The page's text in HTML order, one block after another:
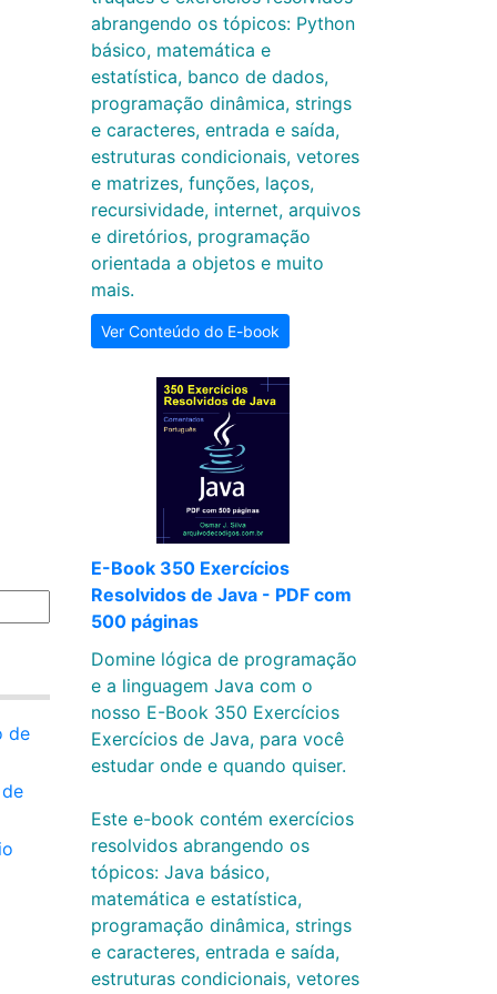
de
abrangendo os tópicos: Python
básico, matemática e
estatística, banco de dados,
programação dinâmica, strings
e caracteres, entrada e saída,
estruturas condicionais, vetores
e matrizes, funções, laços,
recursividade, internet, arquivos
e diretórios, programação
orientada a objetos e muito
mais.
Ver Conteúdo do E-book
E-Book 350 Exercícios
Resolvidos de Java - PDF com
500 páginas
Domine lógica de programação
e a linguagem Java com o
nosso E-Book 350 Exercícios
Exercícios de Java, para você
estudar onde e quando quiser.
Este e-book contém exercícios
resolvidos abrangendo os
tópicos: Java básico,
matemática e estatística,
programação dinâmica, strings
e caracteres, entrada e saída,
estruturas condicionais, vetores